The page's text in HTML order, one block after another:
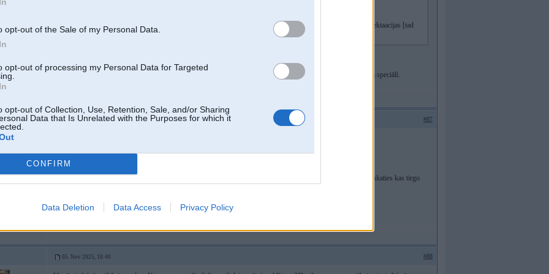
opt-out of the Sale of my Personal Data.
opt-out of processing my Personal Data for Targeted
opt-out of Collection, Use, Retention, Sale, and/or Sharing
Data that Is Unrelated with the Purposes for which it
CONFIRM
Data Deletion Data Access Privacy Policy
''ant. past. BX356AV2'' - derees. Pie nosaciijuma, ka shim BX356AV2 nav vairaakas apakshversijas/komplektaacijas [tad
taas paraadaas kodaa caur ''-'', komatu vai kaa savaadaak].
Veho/Domenikss tāmē nerakstīja, rēķinā gan. Pa faktu viena un tā pati izdruka no MS Dynamics, tikai pielāgota speciāli.
05. Nov 2025, 18:37 #87
Visi grib labi pelnīt...
Šeit vairāk problēma ka nav iespējams salīdzināt cenu citur, kā citām precēm...kur iemet piemēram TV cenu un skaties kas tirgo
05. Nov 2025, 18:40 #88